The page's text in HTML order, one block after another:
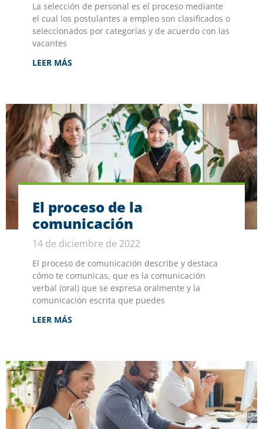
La selección de personal es el proceso mediante
el cual los postulantes a empleo son clasificados o
seleccionados por categorías y de acuerdo con las
vacantes
LEER MÁS
El proceso de la
comunicación
14 de diciembre de 2022
El proceso de comunicación describe y destaca
cómo te comunicas, que es la comunicación
verbal (oral) que se expresa oralmente y la
comunicación escrita que puedes
LEER MÁS